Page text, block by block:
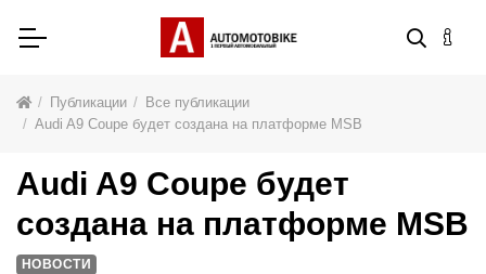
Публикации
Все публикации
Audi A9 Coupe будет создана на платформе MSB
Audi A9 Coupe будет
создана на платформе MSB
НОВОСТИ